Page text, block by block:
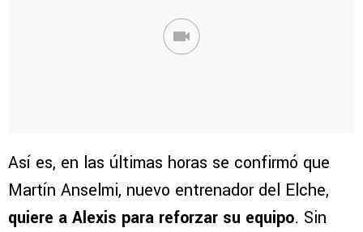
Así es, en las últimas horas se confirmó que
Martín Anselmi, nuevo entrenador del Elche,
quiere a Alexis para reforzar su equipo. Sin